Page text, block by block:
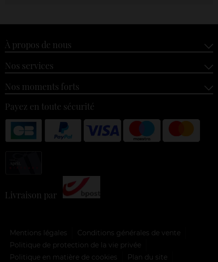
À propos de nous
Nos services
Nos moments forts
Payez en toute sécurité
Livraison par
Mentions légales
Conditions générales de vente
Politique de protection de la vie privée
Politique en matière de cookies
Plan du site